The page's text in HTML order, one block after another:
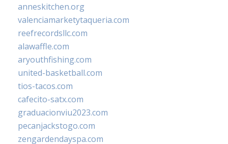
anneskitchen.org
valenciamarketytaqueria.com
reefrecordsllc.com
alawaffle.com
aryouthfishing.com
united-basketball.com
tios-tacos.com
cafecito-satx.com
graduacionviu2023.com
pecanjackstogo.com
zengardendayspa.com